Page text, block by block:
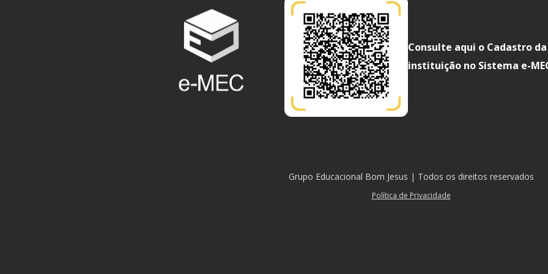
Consulte aqui o Cadastro da
instituição no Sistema e-
Grupo Educacional Bom Jesus | Todos os direitos reservados
Política de Privacidade